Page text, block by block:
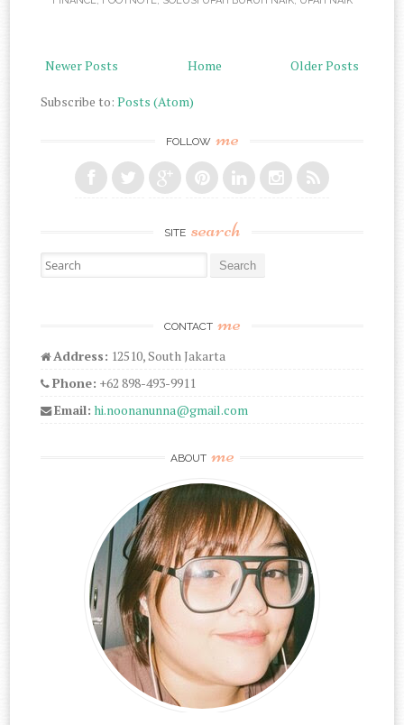
Newer Posts Older Posts
Home
Subscribe to:Posts (Atom)
FOLLOW me
SITE search
Search for:
CONTACT me
Address: 12510, South Jakarta
Phone: +62 898-493-9911
Email: hi.noonanunna@gmail.com
ABOUT me